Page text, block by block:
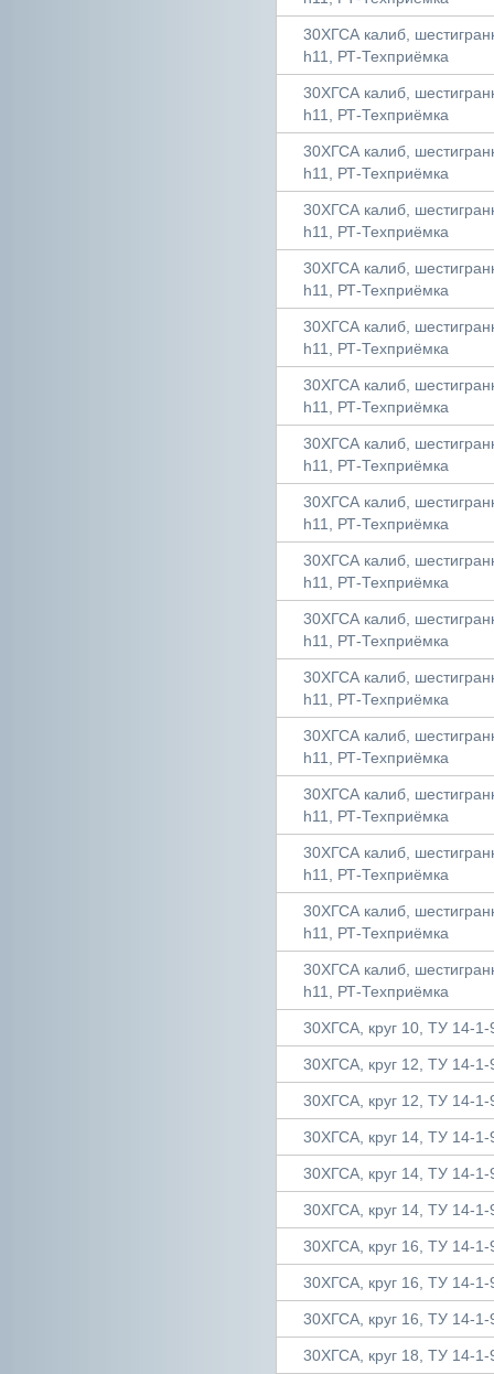
30ХГСА калиб,
h11, РТ-Техприёмка
30ХГСА калиб,
h11, РТ-Техприёмка
30ХГСА калиб,
h11, РТ-Техприёмка
30ХГСА калиб,
h11, РТ-Техприёмка
30ХГСА калиб,
h11, РТ-Техприёмка
30ХГСА калиб,
h11, РТ-Техприёмка
30ХГСА калиб,
h11, РТ-Техприёмка
30ХГСА калиб,
h11, РТ-Техприёмка
30ХГСА калиб,
h11, РТ-Техприёмка
30ХГСА калиб,
h11, РТ-Техприёмка
30ХГСА калиб,
h11, РТ-Техприёмка
30ХГСА калиб,
h11, РТ-Техприёмка
30ХГСА калиб,
h11, РТ-Техприёмка
30ХГСА калиб,
h11, РТ-Техприёмка
30ХГСА калиб,
h11, РТ-Техприёмка
30ХГСА калиб,
h11, РТ-Техприёмка
30ХГСА калиб,
h11, РТ-Техприёмка
30ХГСА, круг 10, ТУ 14-
30ХГСА, круг 12, ТУ 14-
30ХГСА, круг 12, ТУ 14-
30ХГСА, круг 14, ТУ 14-
30ХГСА, круг 14, ТУ 14-
30ХГСА, круг 14, ТУ 14-
30ХГСА, круг 16, ТУ 14-
30ХГСА, круг 16, ТУ 14-
30ХГСА, круг 16, ТУ 14-
30ХГСА, круг 18, ТУ 14-